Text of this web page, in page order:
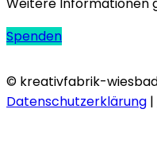
Spenden
© kreativfabrik-
Datenschutzerklärung |